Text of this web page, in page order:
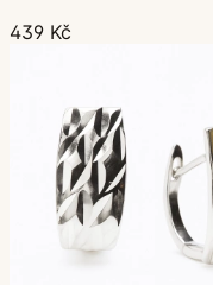
439 Kč